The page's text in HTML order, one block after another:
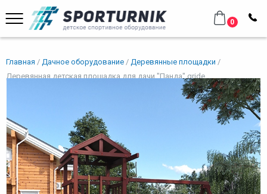
0
Главная Дачное оборудование
Деревянные площадки
Деревянная детская площадка для дачи "Панда" gride
Деревянная детская площадка
для дачи "Панда" gride